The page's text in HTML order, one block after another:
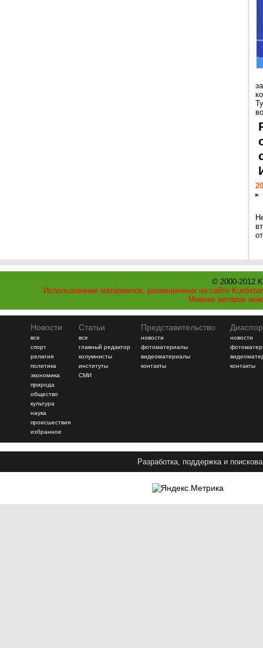
© 2000-2012
Использование материалов, размещенных на сайте
Мнение авторов
Новости
все
спорт
религия
политика
экономика
природа
общество
культура
наука
происшествия
избранное
Статьи
все
главный редактор
колумнисты
институты
СМИ
Представительство
новости
фотоматериалы
видеоматериалы
контакты
новости
контакты
Разработка, поддержка и